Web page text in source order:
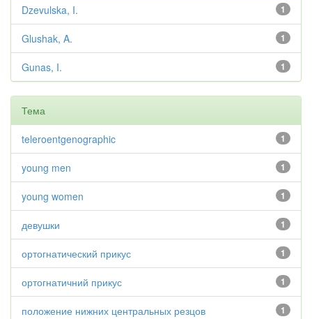
1
Dzevulska, I.
1
Glushak, A.
1
Gunas, I.
Тема
1
teleroentgenographic
1
young men
1
young women
1
девушки
1
ортогнатический прикус
1
ортогнатичний прикус
1
положение нижних центральных резцов